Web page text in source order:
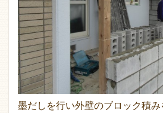
墨だしを行い外壁のブロック積み